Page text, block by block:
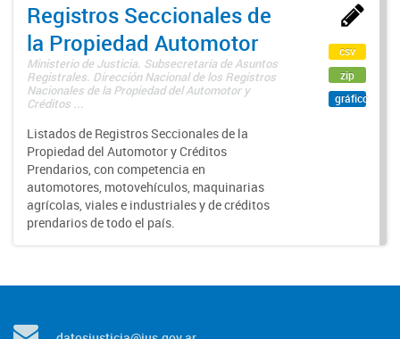
Registros Seccionales de
la Propiedad Automotor
Ministerio de Justicia. Subsecretaría de Asuntos
Registrales. Dirección Nacional de los Registros
Nacionales de la Propiedad del Automotor y
Créditos ...
Listados de Registros Seccionales de la
Propiedad del Automotor y Créditos
Prendarios, con competencia en
automotores, motovehículos, maquinarias
agrícolas, viales e industriales y de créditos
prendarios de todo el país.
csv
zip
gráfico